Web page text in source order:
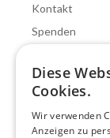
Kontakt
Spenden
Unser
Frauenberatung
Diese
Cookies.
Wir verwenden
Anzeigen zu